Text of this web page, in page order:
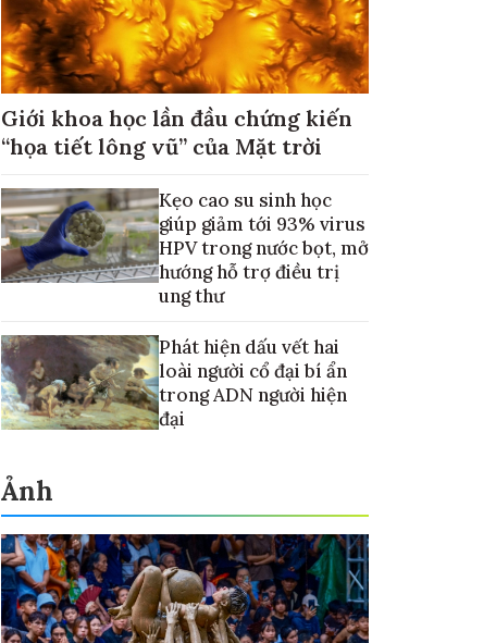
Giới khoa học lần đầu chứng kiến
“họa tiết lông vũ” của Mặt trời
Kẹo cao su sinh học
giúp giảm tới 93% virus
HPV trong nước bọt, mở
hướng hỗ trợ điều trị
ung thư
Phát hiện dấu vết hai
loài người cổ đại bí ẩn
trong ADN người hiện
đại
Ảnh